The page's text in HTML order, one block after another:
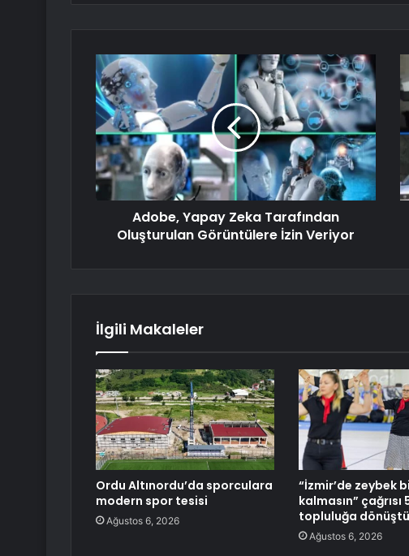
Adobe, Yapay Zeka Tarafından
Oluşturulan Görüntülere İzin Veriyor
İlgili Makaleler
Ordu Altınordu’da sporculara
modern spor tesisi
Ağustos 6, 2026
“İzmir’de zeybek
kalmasın”
topluluğa dönüştü
Ağustos 6, 2026